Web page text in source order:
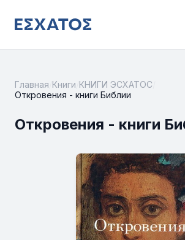
Главная Книги КНИГИ ЭСХАТОС
Откровения - книги Библии
Откровения - книги